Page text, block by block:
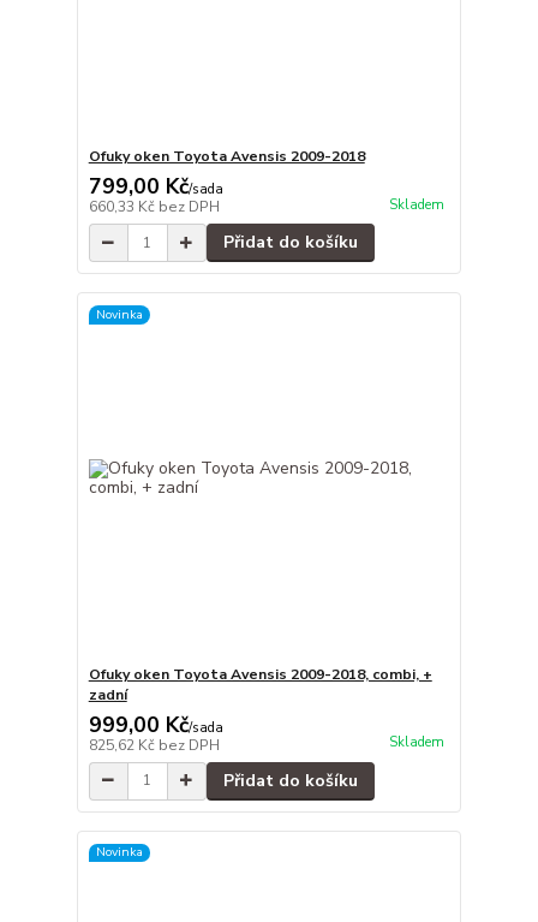
Ofuky oken Toyota Avensis 2009-2018
799,00 Kč/sada
660,33 Kč bez DPH Skladem
Přidat do košíku
Novinka
Ofuky oken Toyota Avensis 2009-2018, combi, +
zadní
999,00 Kč/sada
825,62 Kč bez DPH Skladem
Přidat do košíku
Novinka